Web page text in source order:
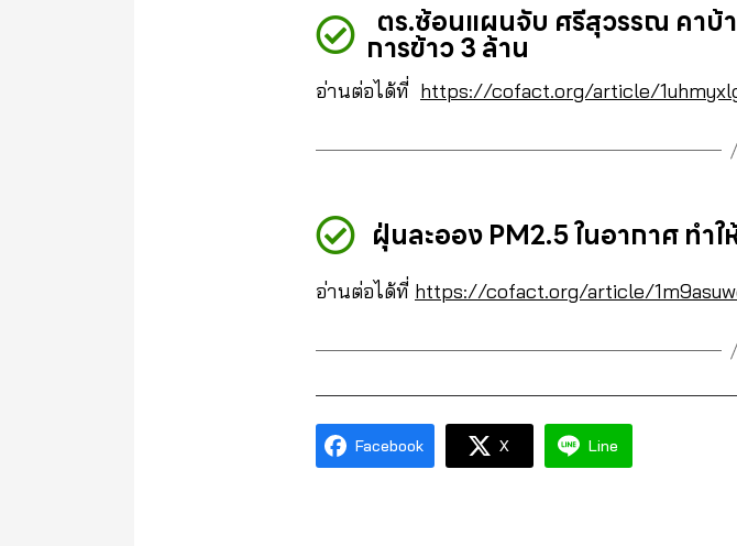
ตร.ซ้อนแผนจับ ศรีสุวรรณ คาบ้
การข้าว 3 ล้าน
อ่านต่อได้ที่ https://cofact.org/article/
ฝุ่นละออง PM2.5 ในอากาศ ทำ
อ่านต่อได้ที่ https://cofact.org/article/
Facebook X Line